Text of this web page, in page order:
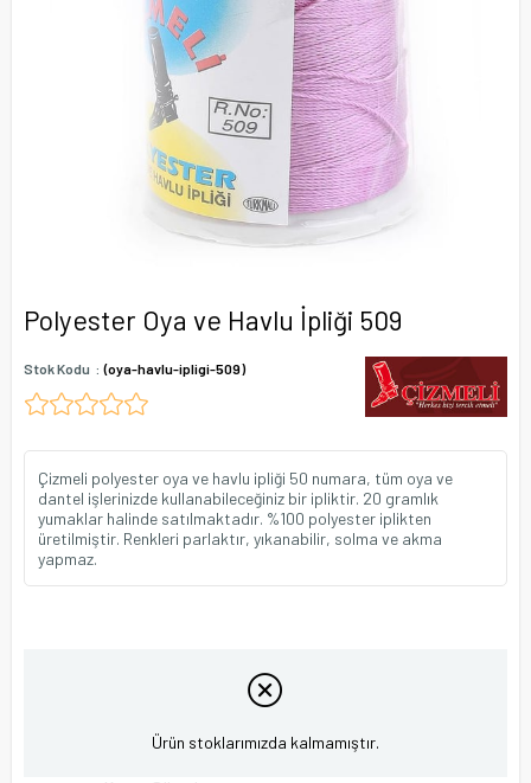
Polyester Oya ve Havlu İpliği 509
Stok Kodu (oya-havlu-ipligi-509)
Çizmeli polyester oya ve havlu ipliği 50 numara, tüm oya ve
dantel işlerinizde kullanabileceğiniz bir ipliktir. 20 gramlık
yumaklar halinde satılmaktadır. %100 polyester iplikten
üretilmiştir. Renkleri parlaktır, yıkanabilir, solma ve akma
yapmaz.
Ürün stoklarımızda kalmamıştır.